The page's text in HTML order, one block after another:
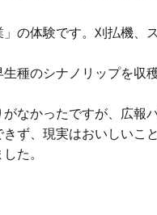
の体験です。刈払機、
種のシナノリップを収
なかったですが、広報
ず、現実はおいしい
た。